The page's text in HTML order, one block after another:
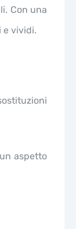
Con una
e vividi.
aspetto